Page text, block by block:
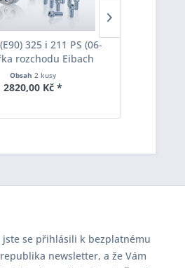
325 i 211 PS (06-
rozchodu Eibach
S90-7-20-010
Tloušťka 20mm
Obsah2 kusy
2820,00 Kč *
jste se přihlásili k bezplatnému
newsletter, a že Vám